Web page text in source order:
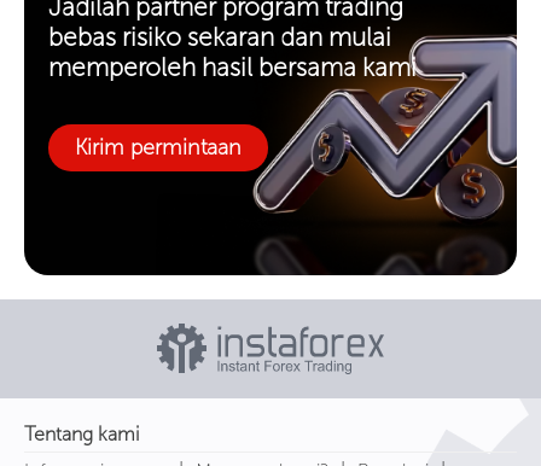
Jadilah partner program trading
bebas risiko sekaran dan mulai
memperoleh hasil bersama kami
Kirim permintaan
Tentang kami